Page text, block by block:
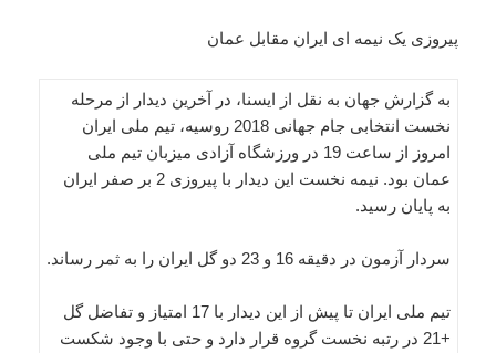
پیروزی یک نیمه ای ایران مقابل عمان
به گزارش جهان به نقل از ایسنا، در آخرین دیدار از مرحله
نخست انتخابی جام جهانی 2018 روسیه، تیم ملی ایران
امروز از ساعت 19 در ورزشگاه آزادی میزبان تیم ملی
عمان بود. نیمه نخست این دیدار با پیروزی 2 بر صفر ایران
به پایان رسید.
سردار آزمون در دقیقه 16 و 23 دو گل ایران را به ثمر رساند.
تیم ملی ایران تا پیش از این دیدار با 17 امتیاز و تفاضل گل
+21 در رتبه نخست گروه قرار دارد و حتی با وجود شکست